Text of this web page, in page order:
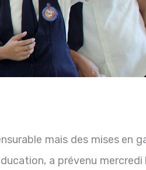
mais des mises en
a prévenu